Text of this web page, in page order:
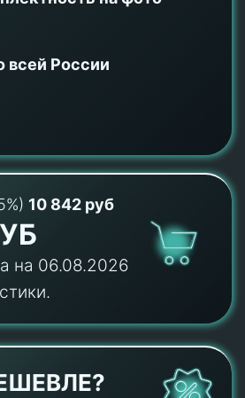
всей России
10 842 руб
на 06.08.2026